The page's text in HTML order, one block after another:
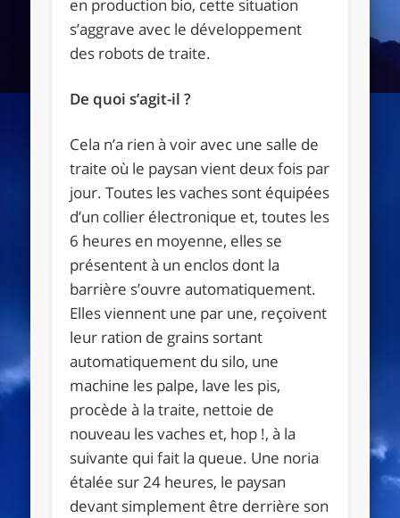
en production bio, cette situation
s’aggrave avec le développement
des robots de traite.
De quoi s’agit-il ?
Cela n’a rien à voir avec une salle de
traite où le paysan vient deux fois par
jour. Toutes les vaches sont équipées
d’un collier électronique et, toutes les
6 heures en moyenne, elles se
présentent à un enclos dont la
barrière s’ouvre automatiquement.
Elles viennent une par une, reçoivent
leur ration de grains sortant
automatiquement du silo, une
machine les palpe, lave les pis,
procède à la traite, nettoie de
nouveau les vaches et, hop !, à la
suivante qui fait la queue. Une noria
étalée sur 24 heures, le paysan
devant simplement être derrière son